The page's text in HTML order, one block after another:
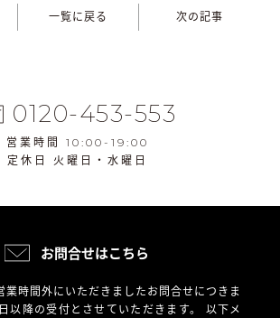
一覧に戻る 次の記事
0120-453-553
営業時間 10:00-19:00
定休日 火曜日・水曜日
お問合せはこちら
時間外にいただきましたお問合せにつきま
以降の受付とさせていただきます。 以下メ